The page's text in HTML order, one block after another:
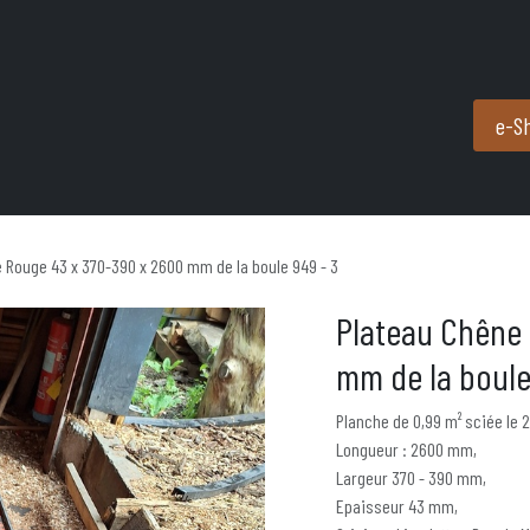
e-
Rouge 43 x 370-390 x 2600 mm de la boule 949 - 3
Plateau
mm de la
Planche de 0,99 m² sciée le
Longueur : 2600 mm,
Largeur 370 - 390 mm,
Epaisseur 43 mm,